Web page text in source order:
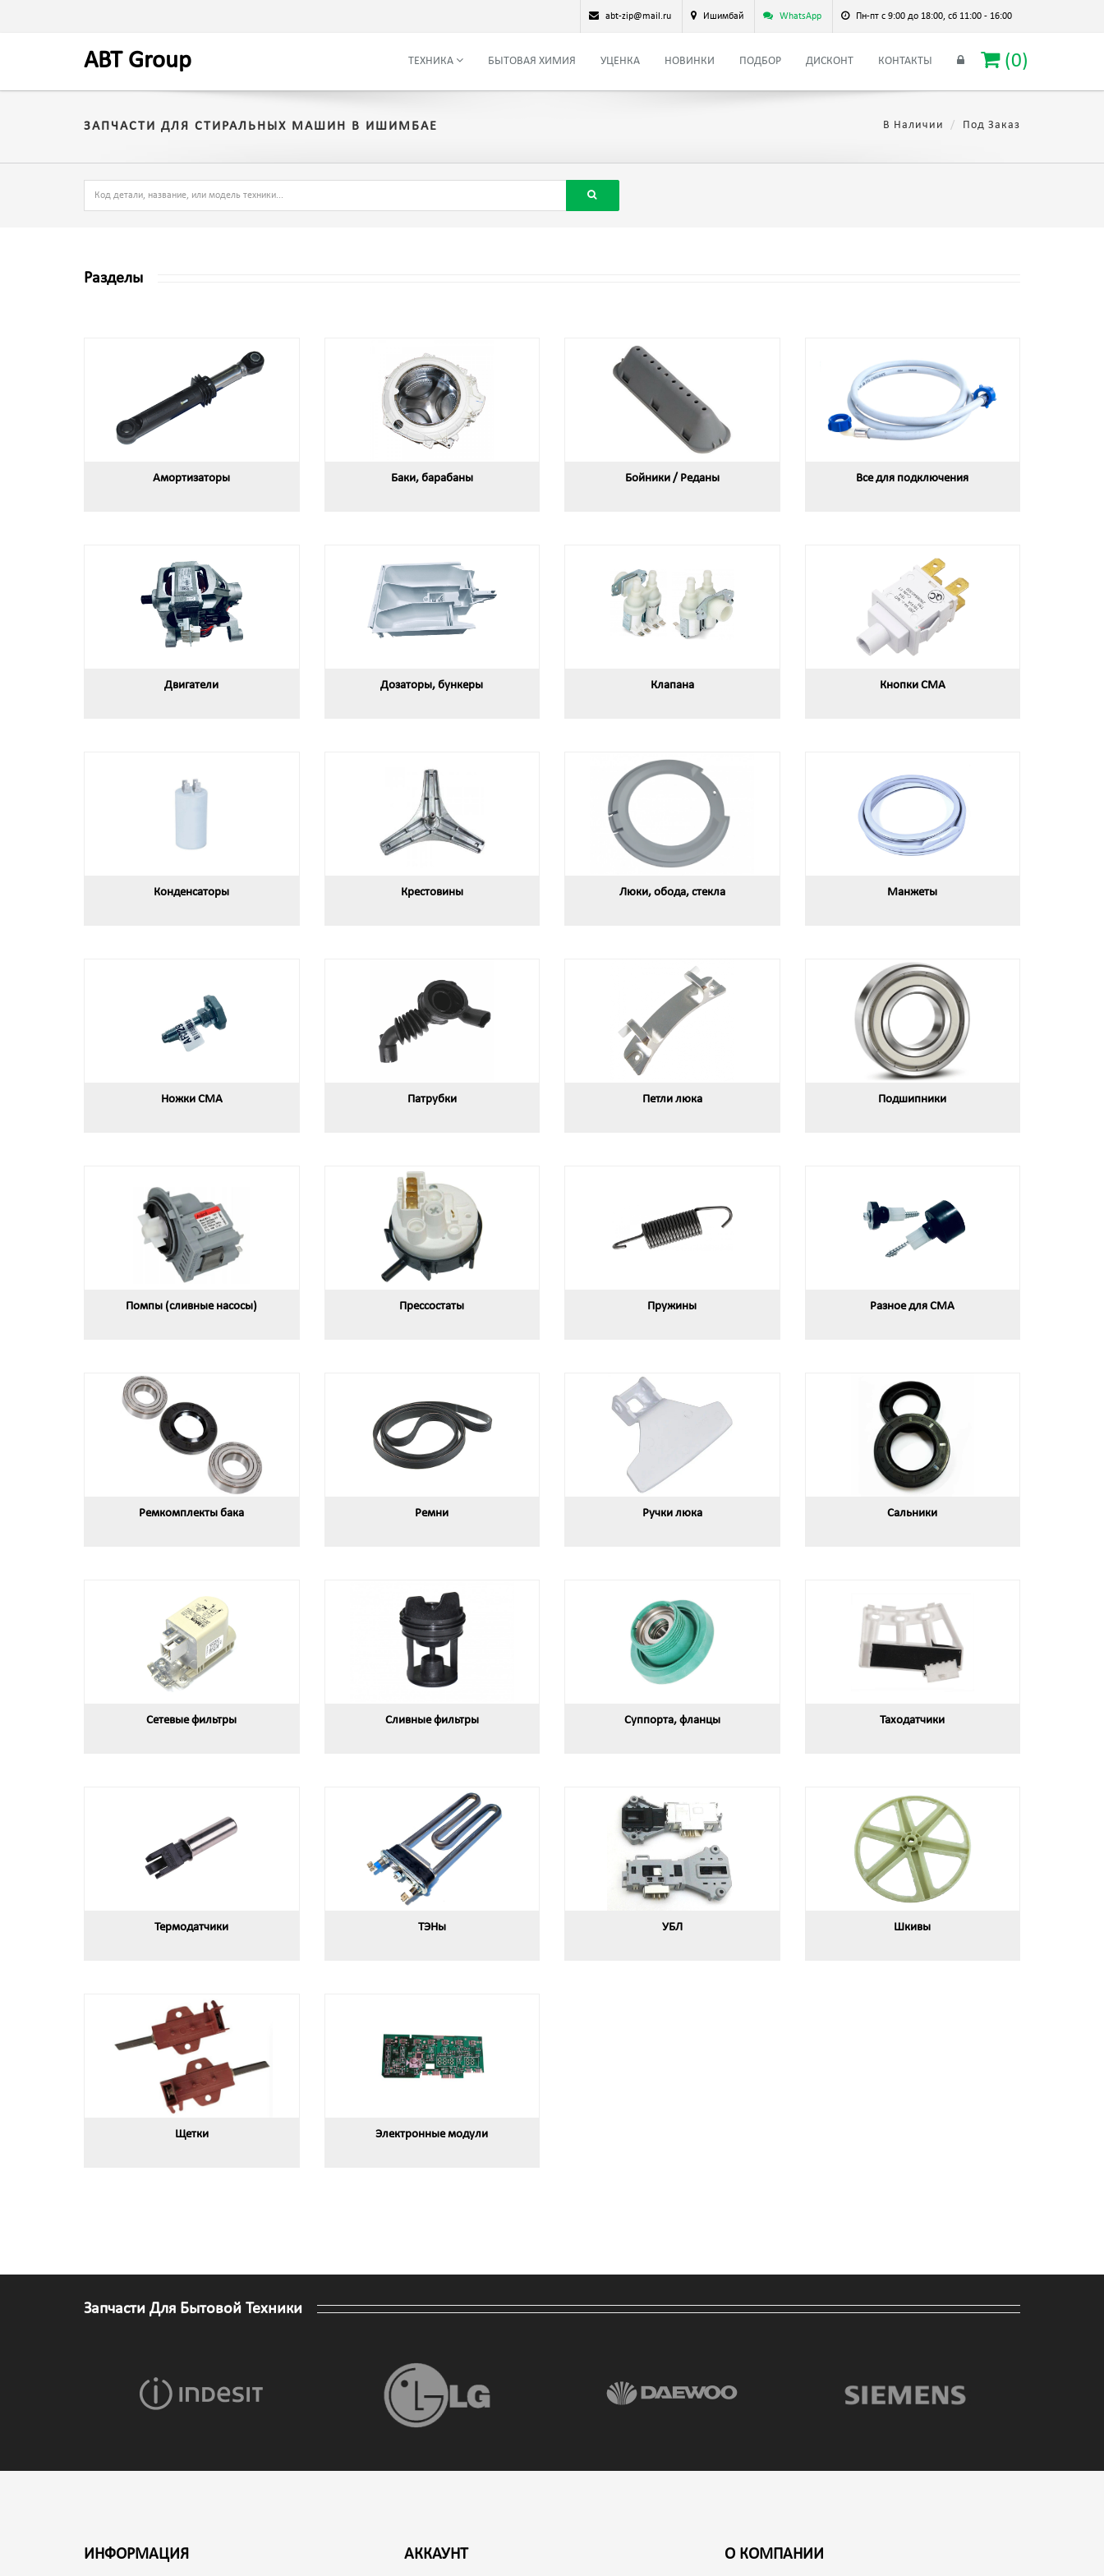
abt-zip@mail.ru Ишимбай WhatsApp Пн-пт с 9:00 до 18:00, сб 11:00 - 16:00
ABT Group ТЕХНИКА БЫТОВАЯ ХИМИЯ УЦЕНКА НОВИНКИ ПОДБОР ДИСКОНТ КОНТАКТЫ (0)
ЗАПЧАСТИ ДЛЯ СТИРАЛЬНЫХ МАШИН В ИШИМБАЕ В Наличии Под Заказ
Разделы
Амортизаторы Баки, барабаны Бойники / Реданы Все для подключения
Двигатели Дозаторы, бункеры Клапана Кнопки СМА
Конденсаторы Крестовины Люки, обода, стекла Манжеты
Ножки СМА Патрубки Петли люка Подшипники
Помпы (сливные насосы) Прессостаты Пружины Разное для СМА
Ремкомплекты бака Ремни Ручки люка Сальники
Сетевые фильтры Сливные фильтры Суппорта, фланцы Таходатчики
Термодатчики ТЭНы УБЛ Шкивы
Щетки Электронные модули
Запчасти Для Бытовой Техники
ИНФОРМАЦИЯ АККАУНТ О КОМПАНИИ